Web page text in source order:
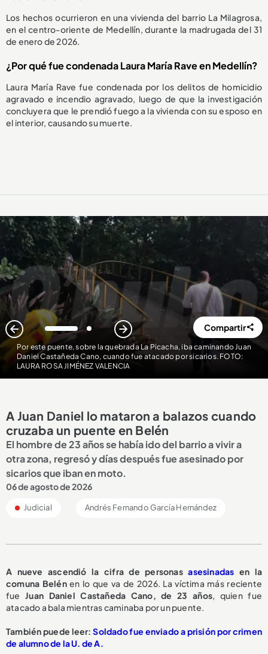
Los hechos ocurrieron en una vivienda del barrio La Milagrosa,
en el centro-oriente de Medellín, durante la madrugada del 31
de enero de 2026.
¿Por qué fue condenada Laura María Rave en Medellín?
Laura María Rave fue condenada por los delitos de homicidio
agravado e incendio agravado, luego de que la investigación
concluyera que le prendió fuego a la vivienda con su esposo en
el interior, causando su muerte.
Por este puente, sobre la quebrada La Picacha, iba caminando Juan
Daniel Castañeda Cano, cuando fue atacado por sicarios. FOTO:
LAURA ROSA JIMÉNEZ VALENCIA
1 2 Compartir
A Juan Daniel lo mataron a balazos cuando
cruzaba un puente en Belén
El hombre de 23 años se había ido del barrio a vivir a
otra zona, regresó y días después fue asesinado por
sicarios que iban en moto.
06 de agosto de 2026
Judicial Andrés Fernando García Hernández
A nueve ascendió la cifra de personasasesinadas en la
comuna Belénen lo que va de 2026. La víctima más reciente
fueJuan Daniel Castañeda Cano, de 23 años, quien fue
atacado a bala mientras caminaba por un puente.
También puede leer:Soldado fue enviado a prisión por crimen
de alumno de la U. de A.